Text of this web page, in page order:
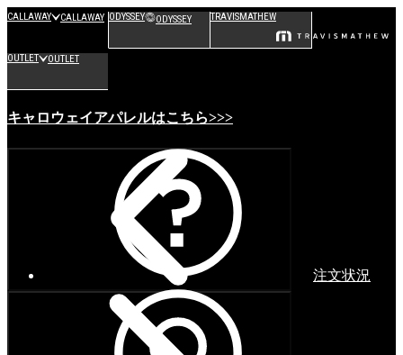
CALLAWAY CALLAWAY ODYSSEY ODYSSEY TRAVISMATHEW
OUTLET OUTLET
キャロウェイアパレルはこちら>>>
注文状況